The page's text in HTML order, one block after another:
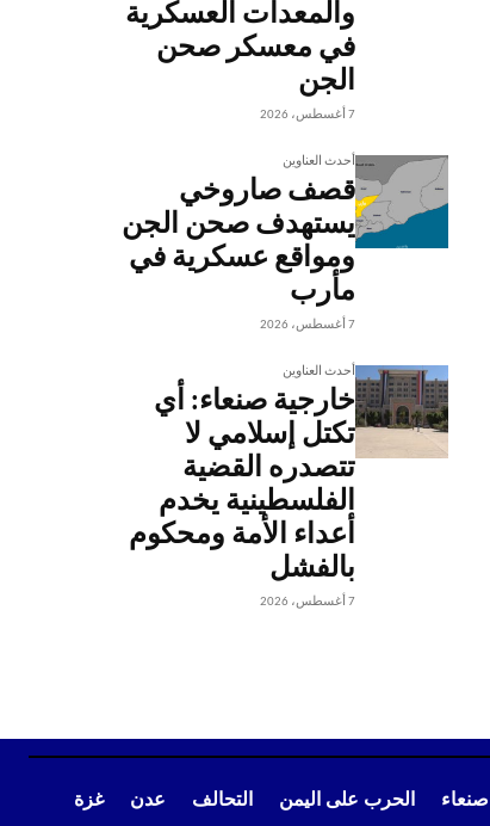
والمعدات العسكرية
في معسكر صحن
الجن
7 أغسطس، 2026
أحدث العناوين
قصف صاروخي
يستهدف صحن الجن
ومواقع عسكرية في
مأرب
7 أغسطس، 2026
أحدث العناوين
خارجية صنعاء: أي
تكتل إسلامي لا
تتصدره القضية
الفلسطينية يخدم
أعداء الأمة ومحكوم
بالفشل
7 أغسطس، 2026
صنعاء الحرب على اليمن التحالف عدن غزة